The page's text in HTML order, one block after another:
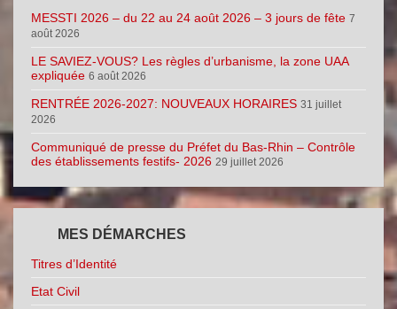
MESSTI 2026 – du 22 au 24 août 2026 – 3 jours de fête 7
août 2026
LE SAVIEZ-VOUS? Les règles d’urbanisme, la zone UAA
expliquée 6 août 2026
RENTRÉE 2026-2027: NOUVEAUX HORAIRES 31 juillet
2026
Communiqué de presse du Préfet du Bas-Rhin – Contrôle
des établissements festifs- 2026 29 juillet 2026
MES DÉMARCHES
Titres d’Identité
Etat Civil